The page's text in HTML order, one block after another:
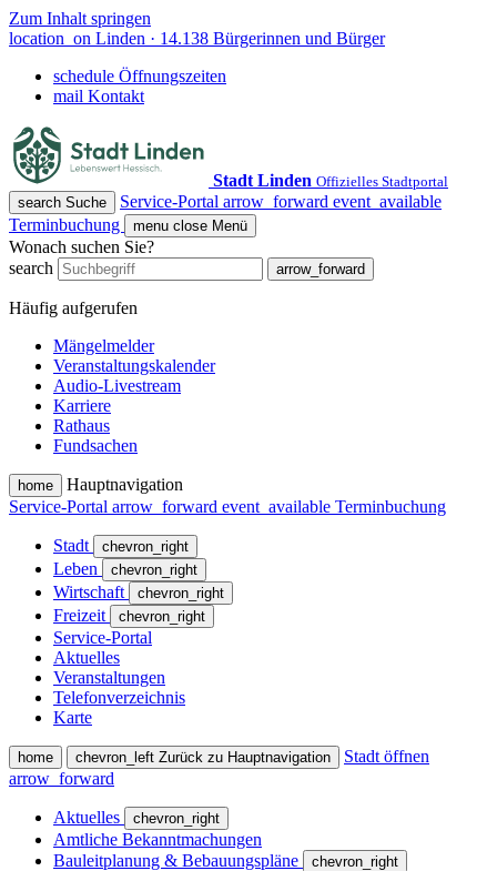
Zum Inhalt springen
location_on Linden · 14.138 Bürgerinnen und Bürger
schedule Öffnungszeiten
mail Kontakt
Stadt Linden Offizielles Stadtportal
search Suche Service-Portal arrow_forward event_available
Terminbuchung
menu close Menü
Wonach suchen Sie?
search
arrow_forward
Häufig aufgerufen
Mängelmelder
Veranstaltungskalender
Audio-Livestream
Karriere
Rathaus
Fundsachen
home
Hauptnavigation
Service-Portal arrow_forward event_available Terminbuchung
Stadt chevron_right
Leben chevron_right
Wirtschaft chevron_right
Freizeit chevron_right
Service-Portal
Aktuelles
Veranstaltungen
Telefonverzeichnis
Karte
home chevron_left Zurück zu Hauptnavigation
Stadt öffnen
arrow_forward
Aktuelles chevron_right
Amtliche Bekanntmachungen
Bauleitplanung & Bebauungspläne
chevron_right